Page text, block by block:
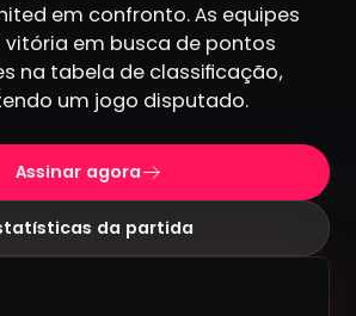
em confronto. As equipes
vitória em busca de pontos
na tabela de classificação,
um jogo disputado.
Assinar agora
da partida